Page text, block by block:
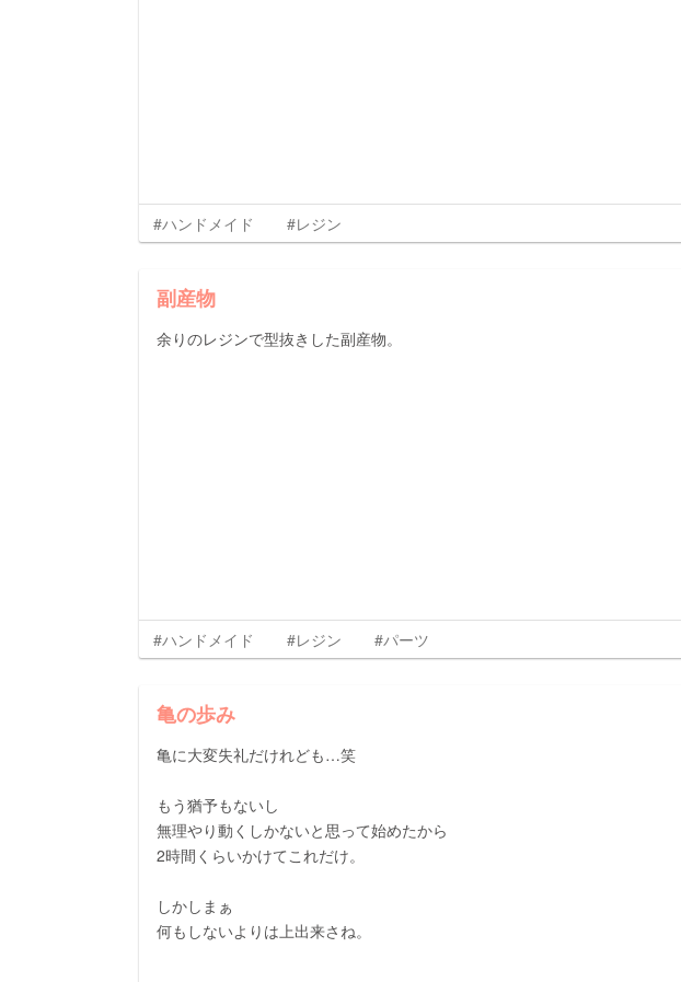
#ハンドメイド #レジン
副産物
余りのレジンで型抜きした副産物。
#ハンドメイド #レジン #パーツ
亀の歩み
亀に大変失礼だけれども…笑
もう猶予もないし
無理やり動くしかないと思って始めたから
2時間くらいかけてこれだけ。
しかしまぁ
何もしないよりは上出来さね。